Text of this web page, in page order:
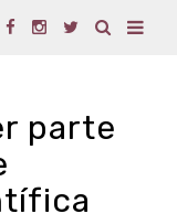
parte